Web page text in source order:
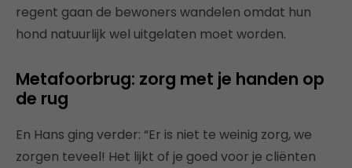
regent gaan de bewoners wandelen omdat hun
hond natuurlijk wel uitgelaten moet worden.
Metafoorbrug: zorg met je handen op
de rug
En Hans ging verder: “Er is niet te weinig zorg, we
zorgen teveel! Het lijkt of je goed voor je cliënten